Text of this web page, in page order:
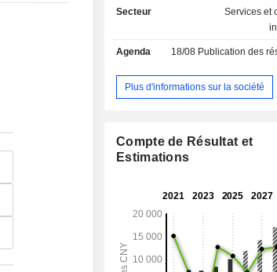
services de détail gérés et des
gérés. Les services en nuage
en utilisant l'infrastructure des
réseaux privés des clients en
connexions sécurisées et dédiées
national.
Secteur
Services et
Agenda 18/08 Publication des résultats
Plus d'informations sur la société
Compte de Résultat et
Estimations